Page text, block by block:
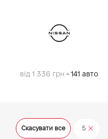
від 1 336 грн - 141 авто
Скасувати все 5